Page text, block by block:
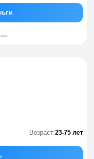
Возраст:23-75 лет